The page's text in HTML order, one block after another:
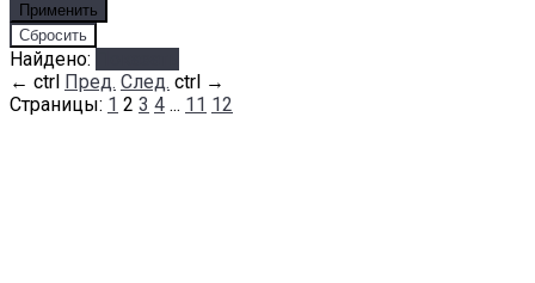
Найдено:
← ctrl Пред. След. ctrl →
Страницы: 1 2 3 4 ... 11 12